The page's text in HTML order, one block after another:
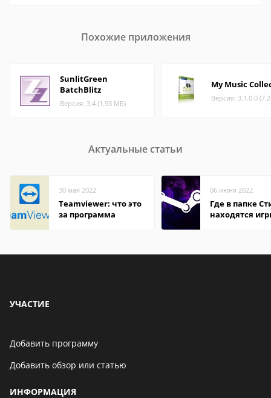
Похожие приложения
SunlitGreen
BatchBlitz
Версия: 3.4 (1.93 МБ)
My Music
Версия: 3.1.0.0
Актуальные статьи
30 мая 2022
Teamviewer: что это
за программа
06 июня 2022
Где в папке
находятся
УЧАСТИЕ
Добавить программу
Добавить обзор или статью
ИНФОРМАЦИЯ